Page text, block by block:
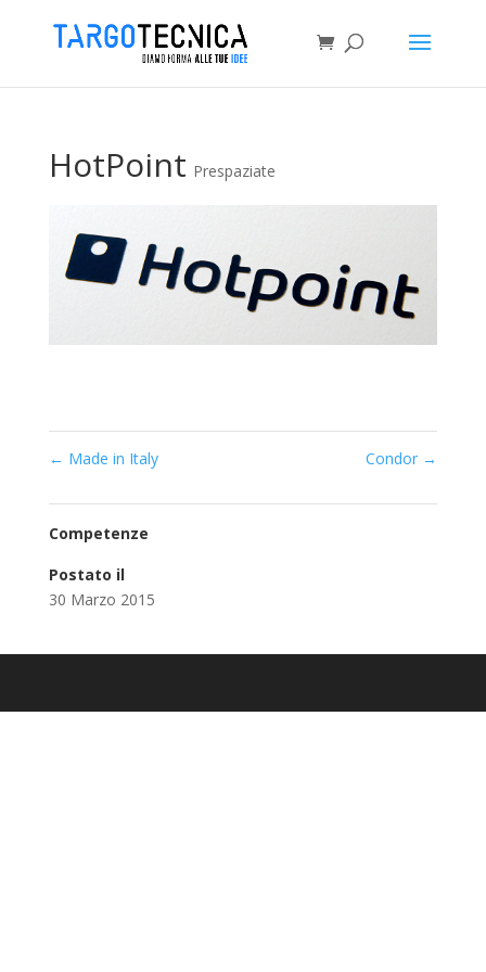
HotPoint Prespaziate
← Made in Italy Condor →
Competenze
Postato il
30 Marzo 2015